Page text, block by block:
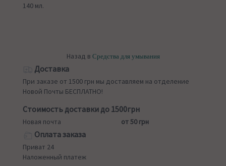
140 мл.
Назад в Средства для умывания
Доставка
При заказе от 1500 грн мы доставляем на отделение
Новой Почты БЕСПЛАТНО!
Стоимость доставки до 1500грн
Новая почта от 50 грн
Оплата заказа
Приват 24
Наложенный платеж